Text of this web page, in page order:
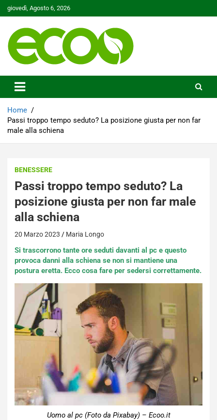
Skip
to
giovedì, Agosto 6, 2026
Ecoo.it
Home
Passi troppo tempo seduto? La posizione giusta per non far
male alla schiena
BENESSERE
Passi troppo tempo seduto? La
posizione giusta per non far male
alla schiena
20 Marzo 2023 Maria Longo
Si trascorrono tante ore seduti davanti al pc e questo
provoca danni alla schiena se non si mantiene una
postura eretta. Ecco cosa fare per sedersi correttamente.
Uomo al pc (Foto da Pixabay) – Ecoo.it